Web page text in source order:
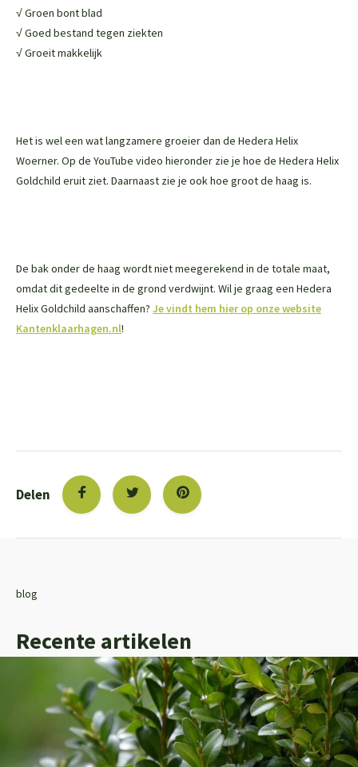
√ Groen bont blad
√ Goed bestand tegen ziekten
√ Groeit makkelijk
Het is wel een wat langzamere groeier dan de Hedera Helix
Woerner. Op de YouTube video hieronder zie je hoe de Hedera Helix
Goldchild eruit ziet. Daarnaast zie je ook hoe groot de haag is.
De bak onder de haag wordt niet meegerekend in de totale maat,
omdat dit gedeelte in de grond verdwijnt. Wil je graag een Hedera
Helix Goldchild aanschaffen? Je vindt hem hier op onze website
Kantenklaarhagen.nl!
Delen
blog
Recente artikelen